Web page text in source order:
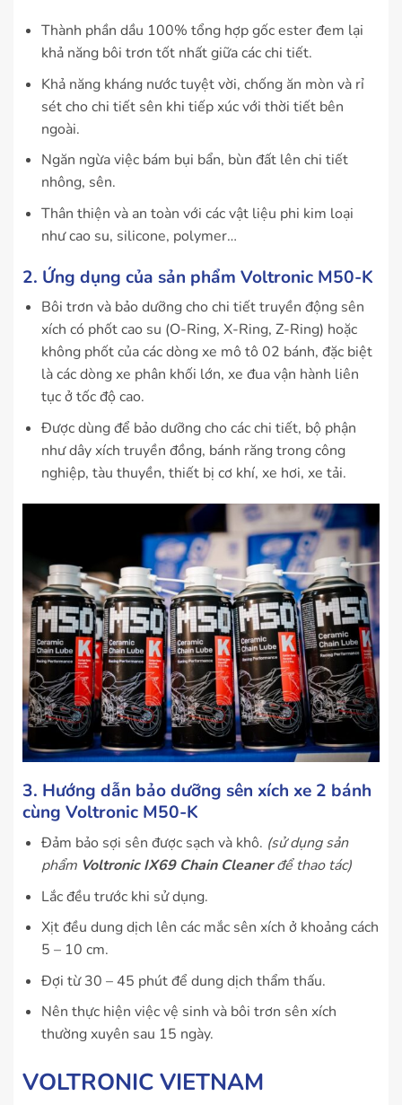
Thành phần dầu 100% tổng hợp gốc ester đem lại
khả năng bôi trơn tốt nhất giữa các chi tiết.
Khả năng kháng nước tuyệt vời, chống ăn mòn và rỉ
sét cho chi tiết sên khi tiếp xúc với thời tiết bên
ngoài.
Ngăn ngừa việc bám bụi bẩn, bùn đất lên chi tiết
nhông, sên.
Thân thiện và an toàn với các vật liệu phi kim loại
như cao su, silicone, polymer…
2. Ứng dụng của sản phẩm Voltronic M50-K
Bôi trơn và bảo dưỡng cho chi tiết truyền động sên
xích có phốt cao su (O-Ring, X-Ring, Z-Ring) hoặc
không phốt của các dòng xe mô tô 02 bánh, đặc biệt
là các dòng xe phân khối lớn, xe đua vận hành liên
tục ở tốc độ cao.
Được dùng để bảo dưỡng cho các chi tiết, bộ phận
như dây xích truyền đồng, bánh răng trong công
nghiệp, tàu thuyền, thiết bị cơ khí, xe hơi, xe tải.
3. Hướng dẫn bảo dưỡng sên xích xe 2 bánh
cùng Voltronic M50-K
Đảm bảo sợi sên được sạch và khô. (sử dụng sản
phẩm Voltronic IX69 Chain Cleanerđể thao tác)
Lắc đều trước khi sử dụng.
Xịt đều dung dịch lên các mắc sên xích ở khoảng cách
5 – 10 cm.
Đợi từ 30 – 45 phút để dung dịch thẩm thấu.
Nên thực hiện việc vệ sinh và bôi trơn sên xích
thường xuyên sau 15 ngày.
VOLTRONIC VIETNAM